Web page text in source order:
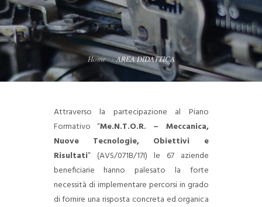
COMUNICAZIONE
CONTATTI
Home AREA DIDATTICA
Attraverso la partecipazione al Piano
Formativo “Me.N.T.O.R. – Meccanica,
Nuove Tecnologie, Obiettivi e
Risultati” (AVS/071B/17I) le 67 aziende
beneficiarie hanno palesato la forte
necessità di implementare percorsi in grado
di fornire una risposta concreta ed organica